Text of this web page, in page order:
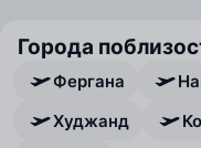
Города
Фергана
Худжанд